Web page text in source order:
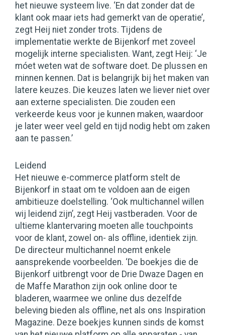
het nieuwe systeem live. ‘En dat zonder dat de
klant ook maar iets had gemerkt van de operatie’,
zegt Heij niet zonder trots. Tijdens de
implementatie werkte de Bijenkorf met zoveel
mogelijk interne specialisten. Want, zegt Heij: ‘Je
móet weten wat de software doet. De plussen en
minnen kennen. Dat is belangrijk bij het maken van
latere keuzes. Die keuzes laten we liever niet over
aan externe specialisten. Die zouden een
verkeerde keus voor je kunnen maken, waardoor
je later weer veel geld en tijd nodig hebt om zaken
aan te passen.’
Leidend
Het nieuwe e-commerce platform stelt de
Bijenkorf in staat om te voldoen aan de eigen
ambitieuze doelstelling. ‘Ook multichannel willen
wij leidend zijn’, zegt Heij vastberaden. Voor de
ultieme klantervaring moeten alle touchpoints
voor de klant, zowel on- als offline, identiek zijn.
De directeur multichannel noemt enkele
aansprekende voorbeelden. ‘De boekjes die de
Bijenkorf uitbrengt voor de Drie Dwaze Dagen en
de Maffe Marathon zijn ook online door te
bladeren, waarmee we online dus dezelfde
beleving bieden als offline, net als ons Inspiration
Magazine. Deze boekjes kunnen sinds de komst